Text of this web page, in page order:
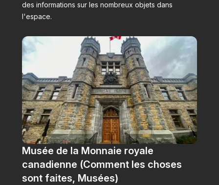
des informations sur les nombreux objets dans
l'espace.
Musée de la Monnaie royale
canadienne (Comment les choses
sont faites, Musées)